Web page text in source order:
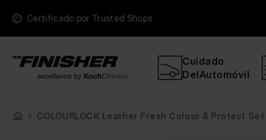
Certificado por Trusted Shops
Cuidado
DelAutomóvil
COLOURLOCK Leather Fresh Colour & Protect